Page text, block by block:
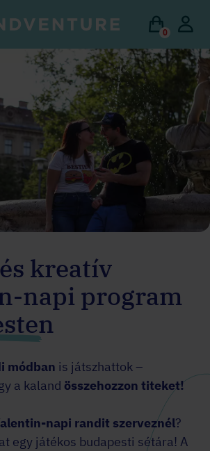
0
kreatív
napi program
módban is játszhattok –
a kaland összehozzon titeket!
napi randit szerveznél?
egy játékos budapesti sétára! A